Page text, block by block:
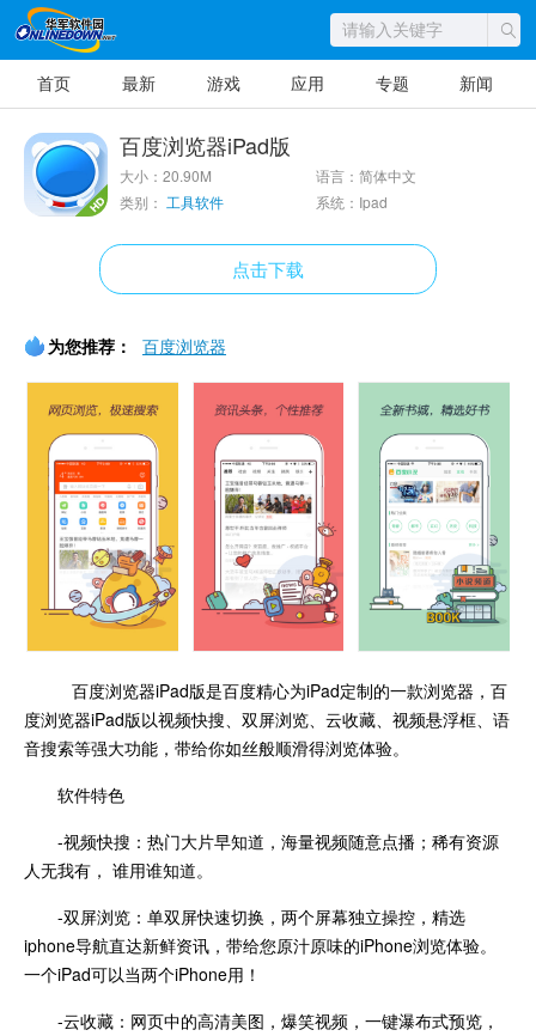
首页 最新 游戏 应用 专题 新闻
百度浏览器iPad版
大小：20.90M
语言：简体中文
类别： 工具软件 系统：Ipad
点击下载
为您推荐： 百度浏览器
百度浏览器iPad版是百度精心为iPad定制的一款浏览器，百
度浏览器iPad版以视频快搜、双屏浏览、云收藏、视频悬浮框、语
音搜索等强大功能，带给你如丝般顺滑得浏览体验。
软件特色
-视频快搜：热门大片早知道，海量视频随意点播；稀有资源
人无我有， 谁用谁知道。
-双屏浏览：单双屏快速切换，两个屏幕独立操控，精选
iphone导航直达新鲜资讯，带给您原汁原味的iPhone浏览体验。
一个iPad可以当两个iPhone用！
-云收藏：网页中的高清美图，爆笑视频，一键瀑布式预览，